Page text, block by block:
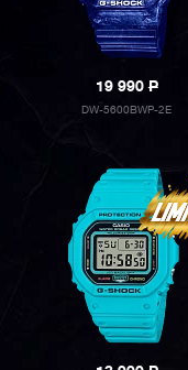
19 990P
DW-5600BWP-2E